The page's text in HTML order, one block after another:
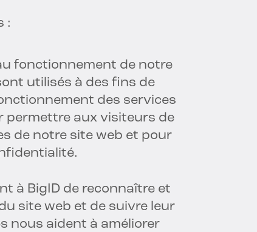
:
fonctionnement de notre
utilisés à des fins de
des services
permettre aux visiteurs de
de notre site web et pour
à BigID de reconnaître et
site web et de suivre leur
nous aident à améliorer